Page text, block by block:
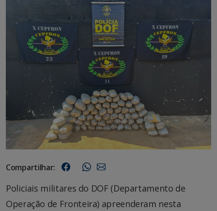
Compartilhar:
Policiais militares do DOF (Departamento de
Operação de Fronteira) apreenderam nesta